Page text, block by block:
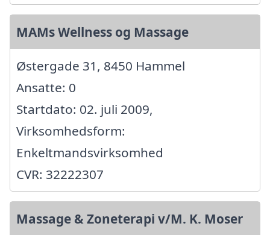
MAMs Wellness og Massage
Østergade 31, 8450 Hammel
Ansatte: 0
Startdato: 02. juli 2009,
Virksomhedsform:
Enkeltmandsvirksomhed
CVR: 32222307
Massage & Zoneterapi v/M. K. Moser